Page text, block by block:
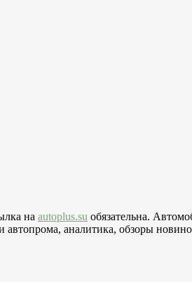
на autoplus.su обязательна.
аналитика, обзоры